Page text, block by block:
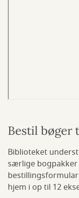
Bestil bøger
Biblioteket
særlige
hjem i op til 12